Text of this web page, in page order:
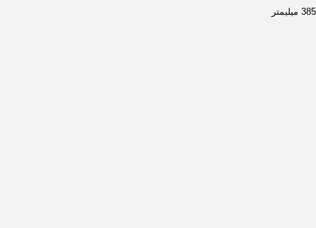
385 میلیمتر